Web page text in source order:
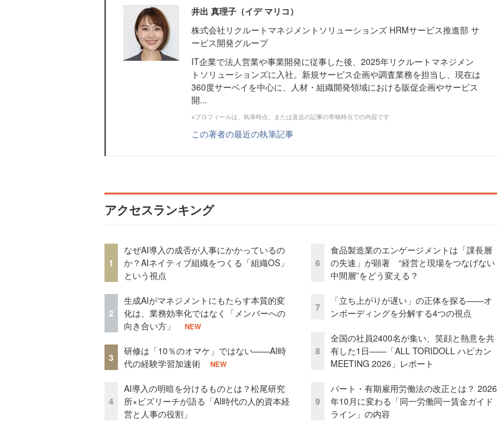
井出 真理子（イデ マリコ）
株式会社リクルートマネジメントソリューションズ HRMサービス推進部 サ
ービス開発グループ
IT企業で法人営業や事業開発に従事した後、2025年リクルートマネジメン
トソリューションズに入社。新規サービス企画や調査業務を担当し、現在は
360度サーベイを中心に、人材・組織開発領域における販促企画やサービス
開...
※プロフィールは、執筆時点、または直近の記事の寄稿時点での内容です
この著者の最近の執筆記事
アクセスランキング
1
なぜAI導入の成否が人事にかかっているの
か？AIネイティブ組織をつくる「組織OS」
という視点
2
生成AIがマネジメントにもたらす本質的変
化は、業務効率化ではなく「メンバーへの
向き合い方」
NEW
3
研修は「10％のオマケ」ではない——AI時
代の経験学習加速術
NEW
4
AI導入の明暗を分けるものとは？松尾研究
所×ビズリーチが語る「AI時代の人的資本経
営と人事の役割」
6
食品製造業のエンゲージメントは「課長層
の失速」が顕著 “経営と現場をつなげない
中間層”をどう変える？
7
「立ち上がりが遅い」の正体を探る——オ
ンボーディングを分解する4つの視点
8
全国の社員2400名が集い、笑顔と熱意を共
有した1日――「ALL TORIDOLL ハピカン
MEETING 2026」レポート
9
パート・有期雇用労働法の改正とは？ 2026
年10月に変わる「同一労働同一賃金ガイド
ライン」の内容